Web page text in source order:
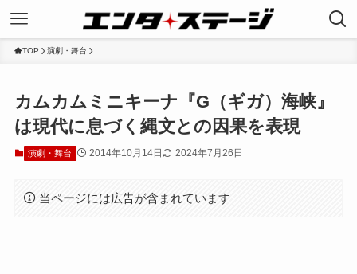
TOP 演劇・舞台
カムカムミニキーナ『G（ギガ）海峡』
は現代に息づく縄文との因果を表現
演劇・舞台 2014年10月14日 2024年7月26日
当ページには広告が含まれています